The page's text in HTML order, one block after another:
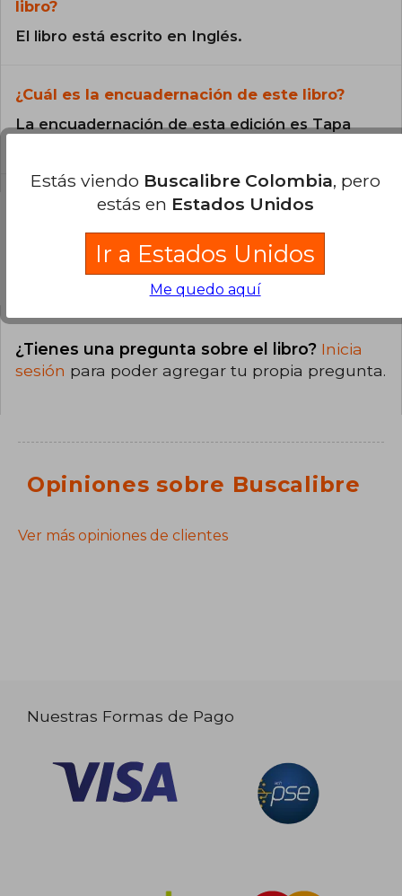
libro?
El libro está escrito en Inglés.
¿Cuál es la encuadernación de este libro?
La encuadernación de esta edición es Tapa
Preguntas y respuestas sobre el libro
¿Tienes una pregunta sobre el libro? Inicia
sesión para poder agregar tu propia pregunta.
Opiniones sobre Buscalibre
Ver más opiniones de clientes
Nuestras Formas de Pago
Estás viendo Buscalibre Colombia, pero
estás en Estados Unidos
Ir a Estados Unidos
Me quedo aquí